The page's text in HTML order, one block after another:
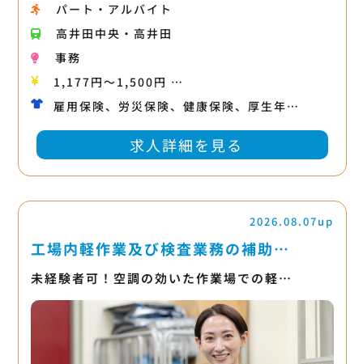
パート・アルバイト
高井田中央・高井田
事務
1,177円〜1,500円 …
雇用保険、労災保険、健康保険、厚生年…
求人詳細を見る
2026.08.07up
工場内軽作業及び検査業務の補助…
未経験者可！空調の効いた作業場での軽…